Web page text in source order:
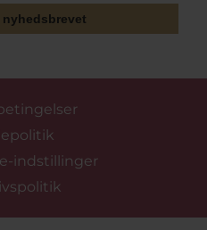
indstillinger